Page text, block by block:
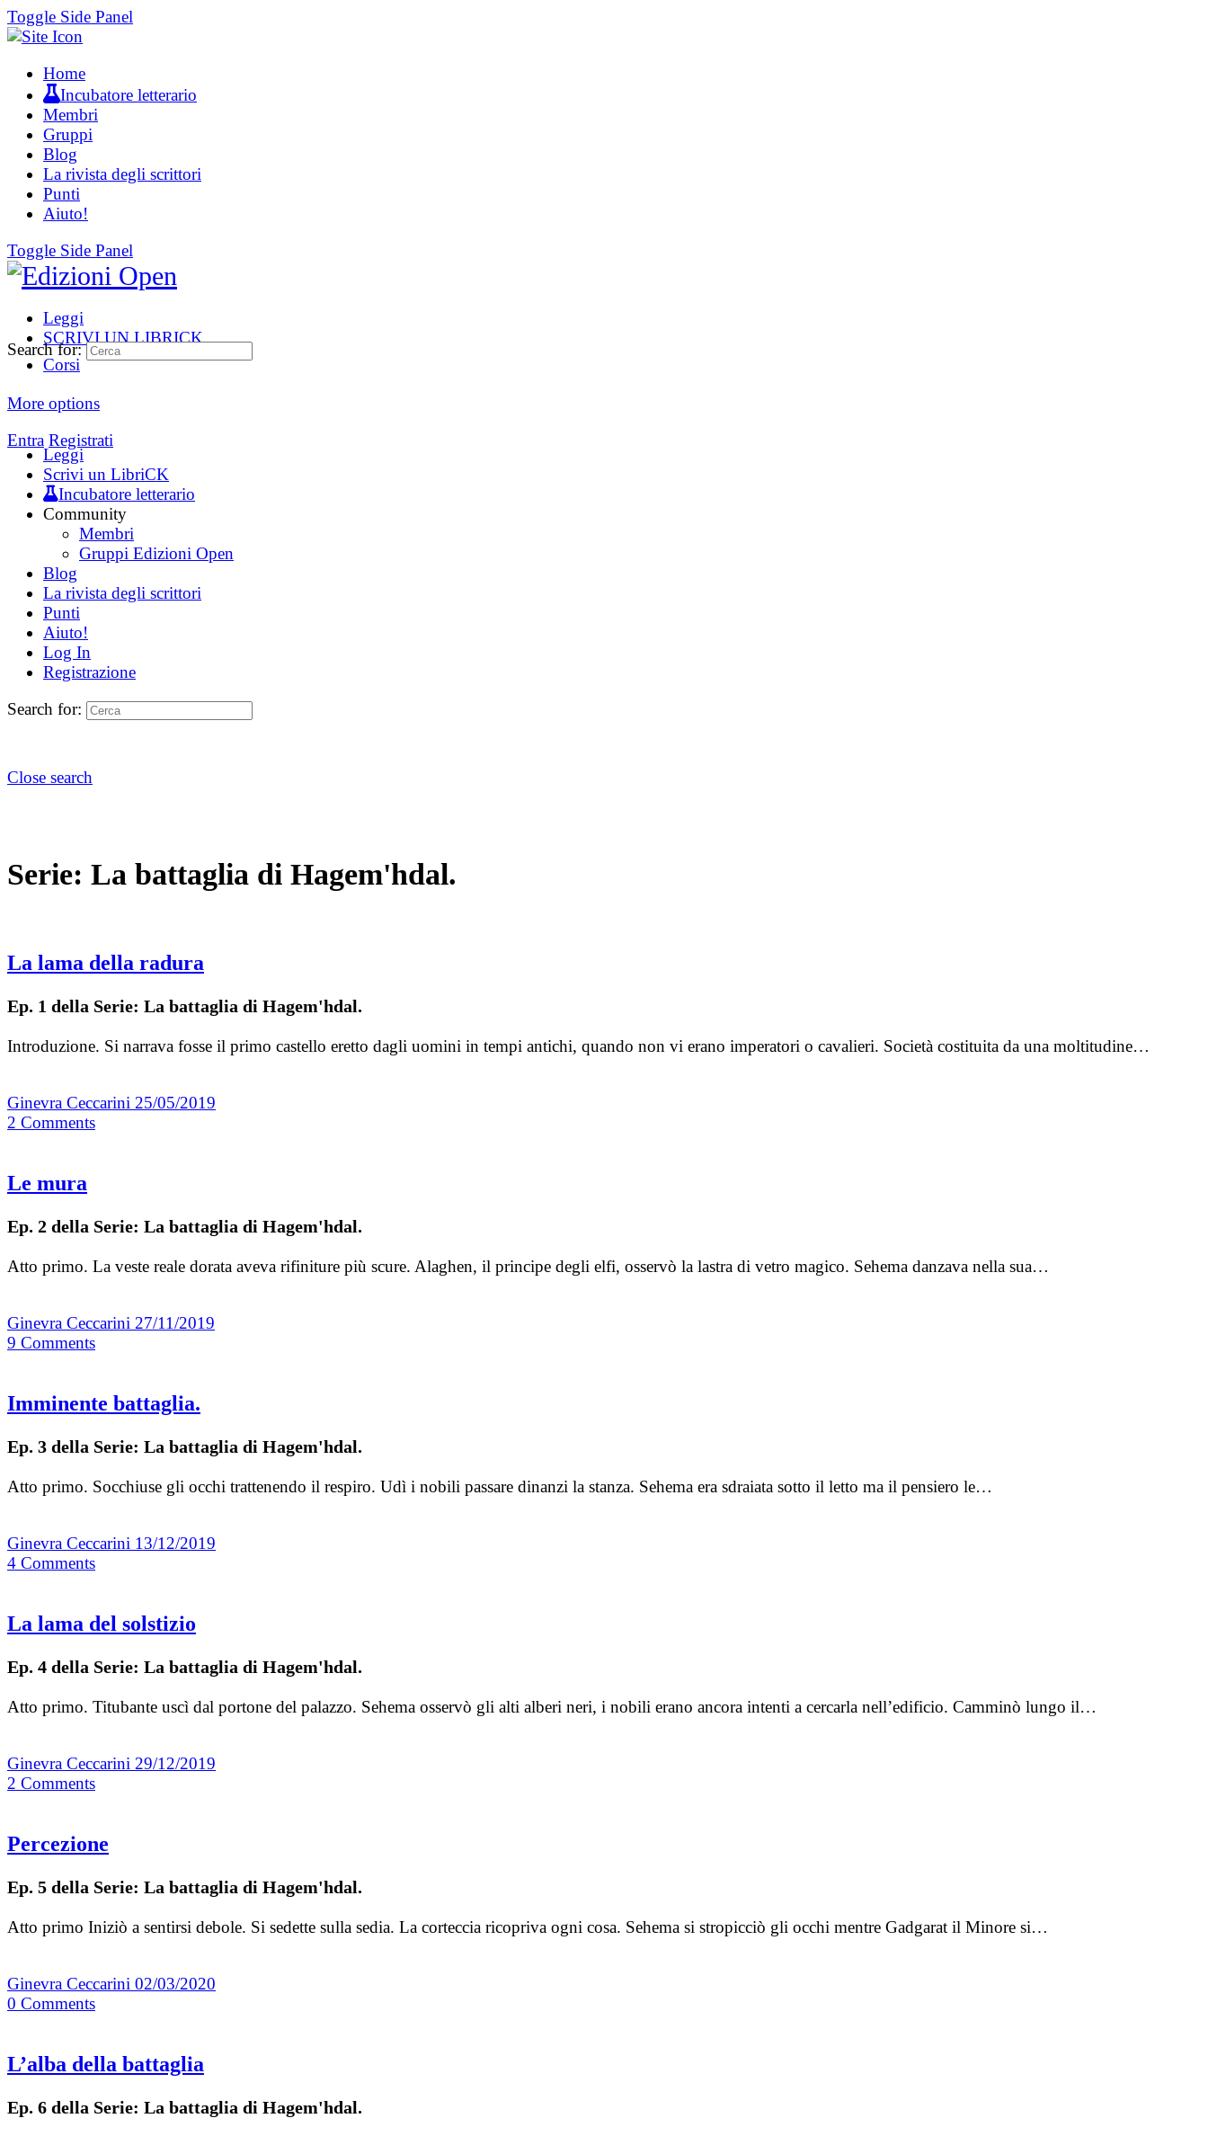
Toggle Side Panel
Home
Incubatore letterario
Membri
Gruppi
Blog
La rivista degli scrittori
Punti
Aiuto!
Toggle Side Panel
Leggi
SCRIVI UN LIBRICK
Corsi
More options
Entra Registrati
Search for:
Leggi
Scrivi un LibriCK
Incubatore letterario
Community
Membri
Gruppi Edizioni Open
Blog
La rivista degli scrittori
Punti
Aiuto!
Log In
Registrazione
Search for:
Close search
Serie: La battaglia di Hagem'hdal.
La lama della radura
Ep. 1 della Serie: La battaglia di Hagem'hdal.
Introduzione. Si narrava fosse il primo castello eretto dagli uomini in tempi antichi, quando non vi erano imperatori o cavalieri. Società costituita da una moltitudine…
Ginevra Ceccarini 25/05/2019
2 Comments
Le mura
Ep. 2 della Serie: La battaglia di Hagem'hdal.
Atto primo. La veste reale dorata aveva rifiniture più scure. Alaghen, il principe degli elfi, osservò la lastra di vetro magico. Sehema danzava nella sua…
Ginevra Ceccarini 27/11/2019
9 Comments
Imminente battaglia.
Ep. 3 della Serie: La battaglia di Hagem'hdal.
Atto primo. Socchiuse gli occhi trattenendo il respiro. Udì i nobili passare dinanzi la stanza. Sehema era sdraiata sotto il letto ma il pensiero le…
Ginevra Ceccarini 13/12/2019
4 Comments
La lama del solstizio
Ep. 4 della Serie: La battaglia di Hagem'hdal.
Atto primo. Titubante uscì dal portone del palazzo. Sehema osservò gli alti alberi neri, i nobili erano ancora intenti a cercarla nell’edificio. Camminò lungo il…
Ginevra Ceccarini 29/12/2019
2 Comments
Percezione
Ep. 5 della Serie: La battaglia di Hagem'hdal.
Atto primo Iniziò a sentirsi debole. Si sedette sulla sedia. La corteccia ricopriva ogni cosa. Sehema si stropicciò gli occhi mentre Gadgarat il Minore si…
Ginevra Ceccarini 02/03/2020
0 Comments
L’alba della battaglia
Ep. 6 della Serie: La battaglia di Hagem'hdal.